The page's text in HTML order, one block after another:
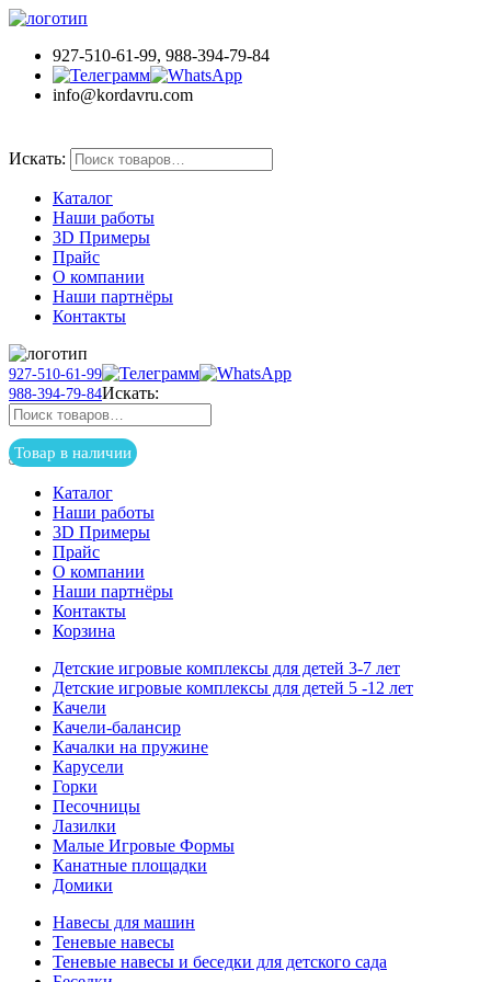
927-510-61-99, 988-394-79-84
info@kordavru.com
Искать:
Каталог
Наши работы
3D Примеры
Прайс
О компании
Наши партнёры
Контакты
927-510-61-99
988-394-79-84Искать:
Товар в наличии
Каталог
Наши работы
3D Примеры
Прайс
О компании
Наши партнёры
Контакты
Корзина
Детские игровые комплексы для детей 3-7 лет
Детские игровые комплексы для детей 5 -12 лет
Качели
Качели-балансир
Качалки на пружине
Карусели
Горки
Песочницы
Лазилки
Малые Игровые Формы
Канатные площадки
Домики
Навесы для машин
Теневые навесы
Теневые навесы и беседки для детского сада